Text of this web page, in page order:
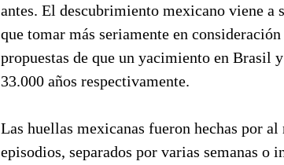
antes. El descubrimiento mexicano viene a
que tomar más seriamente en
propuestas de que un yacimiento en Brasil
33.000 años respectivamente.
Las huellas mexicanas fueron hechas por
episodios, separados por varias semanas o